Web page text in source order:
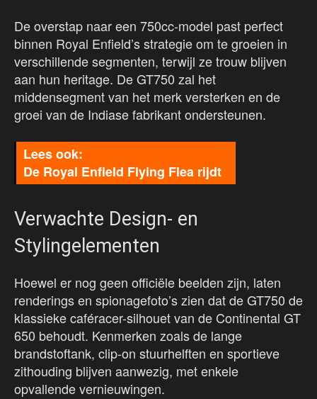
De overstap naar een 750cc-model past perfect
binnen Royal Enfield’s strategie om te groeien in
verschillende segmenten, terwijl ze trouw blijven
aan hun heritage. De GT750 zal het
middensegment van het merk versterken en de
groei van de Indiase fabrikant ondersteunen.
De Royal Enfield Flying Flea rijdt
Verwachte Design- en
Stylingelementen
Hoewel er nog geen officiële beelden zijn, laten
renderings en spionagefoto’s zien dat de GT750 de
klassieke caféracer-silhouet van de Continental GT
650 behoudt. Kenmerken zoals de lange
brandstoftank, clip-on stuurhelften en sportieve
zithouding blijven aanwezig, met enkele
opvallende vernieuwingen.